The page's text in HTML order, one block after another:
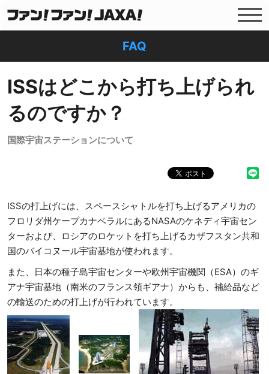
FAQ
ISSはどこから打ち上げられ
るのですか？
国際宇宙ステーションについて
ISSの打上げには、スペースシャトルを打ち上げるアメリカの
フロリダ州ケープカナベラルにあるNASAのケネディ宇宙セン
ターおよび、ロシアのロケットを打ち上げるカザフスタン共和
国のバイコヌール宇宙基地が使われます。
また、日本の種子島宇宙センターや欧州宇宙機関（ESA）のギ
アナ宇宙基地（南米のフランス領ギアナ）からも、補給品など
の輸送のための打上げが行われています。